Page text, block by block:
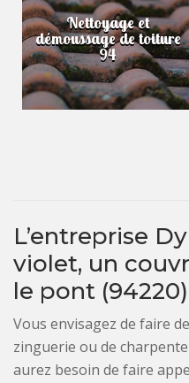
Nettoyage et
démoussage de toiture
94
L’entreprise
violet, un
le pont (94220)
Vous envisagez de faire
zinguerie ou de
aurez besoin de faire